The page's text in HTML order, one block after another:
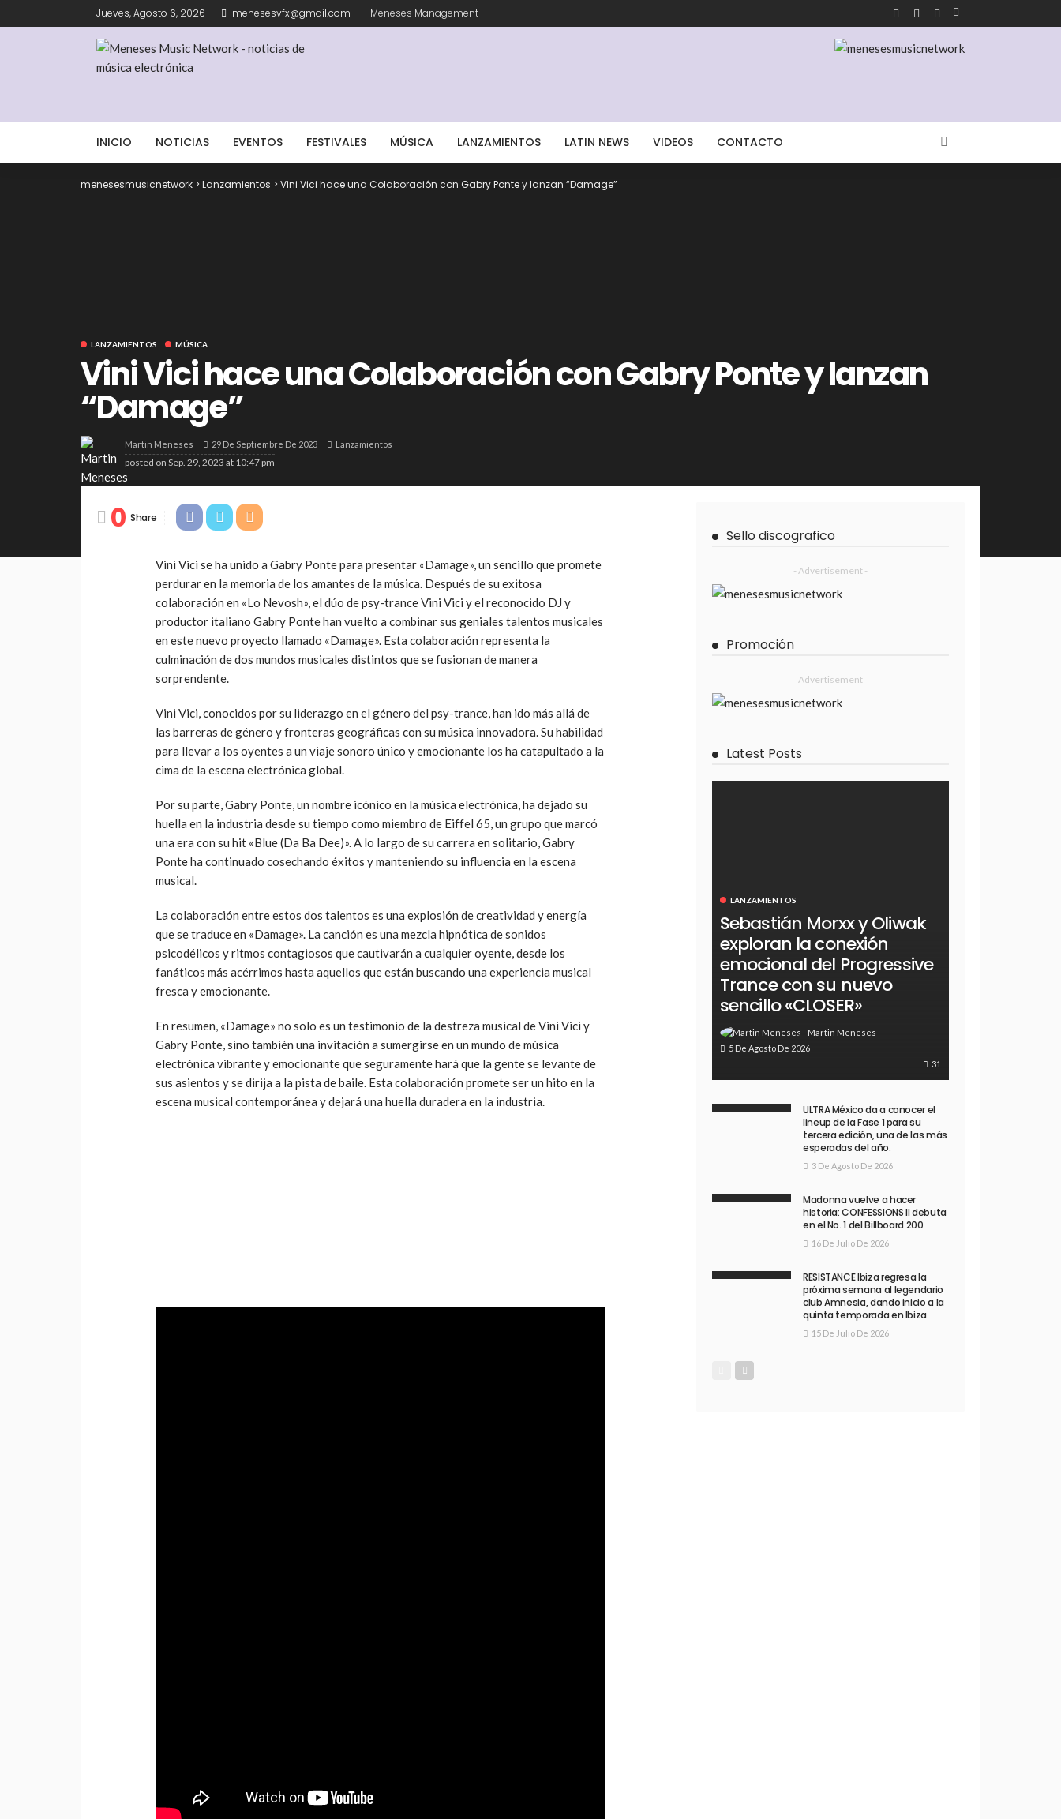
Jueves, Agosto 6, 2026 menesesvfx@gmail.com Meneses Management
INICIO NOTICIAS EVENTOS FESTIVALES MÚSICA LANZAMIENTOS LATIN NEWS VIDEOS CONTACTO
menesesmusicnetwork > Lanzamientos > Vini Vici hace una Colaboración con Gabry Ponte y lanzan “Damage”
LANZAMIENTOS MÚSICA
Vini Vici hace una Colaboración con Gabry Ponte y lanzan
“Damage”
Martin Meneses 29 De Septiembre De 2023 Lanzamientos
posted on Sep. 29, 2023 at 10:47 pm
0 Share
Vini Vici se ha unido a Gabry Ponte para presentar «Damage», un sencillo que promete
perdurar en la memoria de los amantes de la música. Después de su exitosa
colaboración en «Lo Nevosh», el dúo de psy-trance Vini Vici y el reconocido DJ y
productor italiano Gabry Ponte han vuelto a combinar sus geniales talentos musicales
en este nuevo proyecto llamado «Damage». Esta colaboración representa la
culminación de dos mundos musicales distintos que se fusionan de manera
sorprendente.
Vini Vici, conocidos por su liderazgo en el género del psy-trance, han ido más allá de
las barreras de género y fronteras geográficas con su música innovadora. Su habilidad
para llevar a los oyentes a un viaje sonoro único y emocionante los ha catapultado a la
cima de la escena electrónica global.
Por su parte, Gabry Ponte, un nombre icónico en la música electrónica, ha dejado su
huella en la industria desde su tiempo como miembro de Eiffel 65, un grupo que marcó
una era con su hit «Blue (Da Ba Dee)». A lo largo de su carrera en solitario, Gabry
Ponte ha continuado cosechando éxitos y manteniendo su influencia en la escena
musical.
La colaboración entre estos dos talentos es una explosión de creatividad y energía
que se traduce en «Damage». La canción es una mezcla hipnótica de sonidos
psicodélicos y ritmos contagiosos que cautivarán a cualquier oyente, desde los
fanáticos más acérrimos hasta aquellos que están buscando una experiencia musical
fresca y emocionante.
En resumen, «Damage» no solo es un testimonio de la destreza musical de Vini Vici y
Gabry Ponte, sino también una invitación a sumergirse en un mundo de música
electrónica vibrante y emocionante que seguramente hará que la gente se levante de
sus asientos y se dirija a la pista de baile. Esta colaboración promete ser un hito en la
escena musical contemporánea y dejará una huella duradera en la industria.
Sello discografico
- Advertisement -
Promoción
Advertisement
Latest Posts
LANZAMIENTOS
Sebastián Morxx y Oliwak
exploran la conexión
emocional del Progressive
Trance con su nuevo
sencillo «CLOSER»
Martin Meneses
5 De Agosto De 2026
31
ULTRA México da a conocer el
lineup de la Fase 1 para su
tercera edición, una de las más
esperadas del año.
3 De Agosto De 2026
Madonna vuelve a hacer
historia: CONFESSIONS II debuta
en el No. 1 del Billboard 200
16 De Julio De 2026
RESISTANCE Ibiza regresa la
próxima semana al legendario
club Amnesia, dando inicio a la
quinta temporada en Ibiza.
15 De Julio De 2026